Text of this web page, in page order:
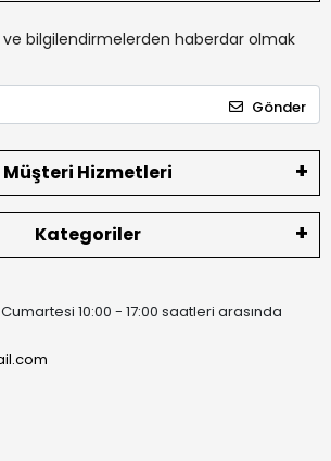
bilgilendirmelerden haberdar olmak
Gönder
Müşteri Hizmetleri
Kategoriler
10:00 - 17:00 saatleri arasında